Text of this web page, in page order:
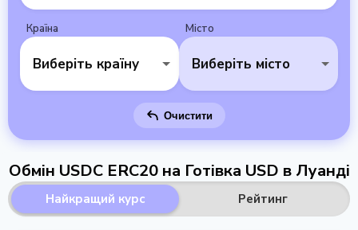
Країна
Виберіть країну
Місто
Виберіть місто
Очистити
Обмін USDC ERC20 на Готівка USD в Луанді
Найкращий курс Рейтинг